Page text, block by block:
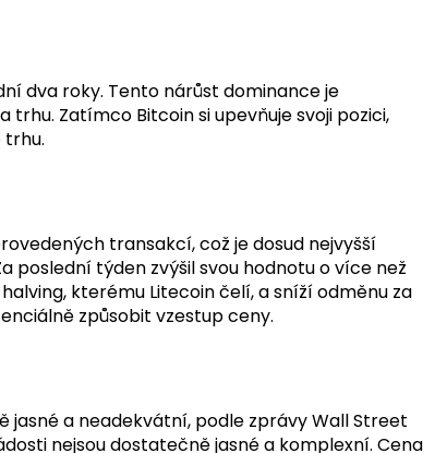
dva roky. Tento nárůst dominance je
Zatímco Bitcoin si upevňuje svoji pozici,
trhu.
transakcí, což je dosud nejvyšší
poslední týden zvýšil svou hodnotu o více než
kterému Litecoin čelí, a sníží odměnu za
způsobit vzestup ceny.
jasné a neadekvátní, podle zprávy Wall Street
nejsou dostatečně jasné a komplexní. Cena